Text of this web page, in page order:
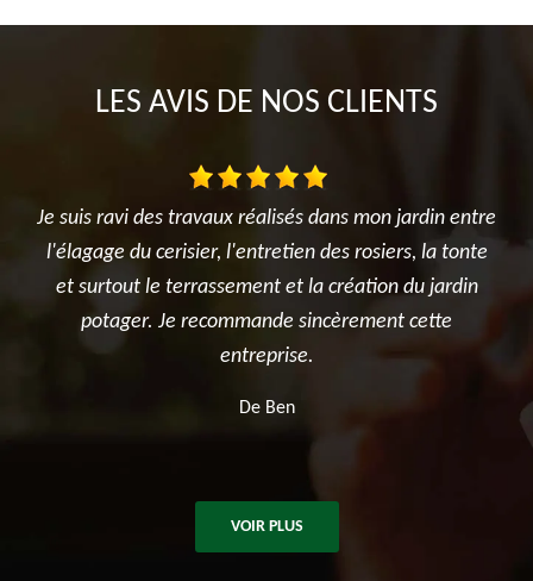
LES AVIS DE NOS CLIENTS
entre
Très satisfait de l'intervention. Travail d'élagage
réalisé avec sérieux et professionnalisme. L'équipe a
été ponctuelle, efficace et a laissé le chantier propre
après les travaux. Je recommande sans hésitation
pour tous vos besoins en élagage et entretien
VOIR PLUS